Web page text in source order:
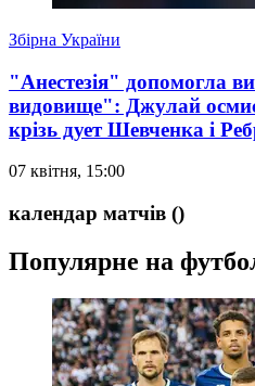
Збірна України
"Анестезія" допомогла
видовище": Джулай
крізь дует Шевченка і
07 квітня, 15:00
календар матчів ()
Популярне на